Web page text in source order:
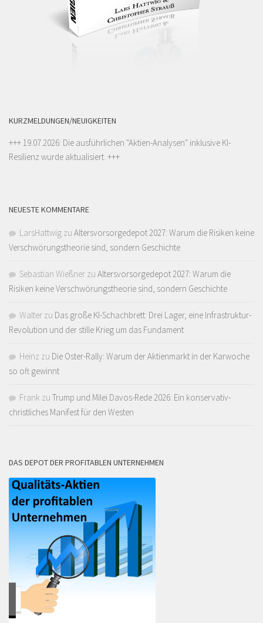
KURZMELDUNGEN/NEUIGKEITEN
+++ 19.07.2026: Die ausführlichen "Aktien-Analysen" inklusive KI-
Resilienz wurde aktualisiert. +++
NEUESTE KOMMENTARE
LarsHattwig zu Altersvorsorgedepot 2027: Warum die Risiken keine
Verschwörungstheorie sind, sondern Geschichte
Sebastian Wießner zu Altersvorsorgedepot 2027: Warum die
Risiken keine Verschwörungstheorie sind, sondern Geschichte
Walter zu Das große KI-Schachbrett: Drei Lager, eine Infrastruktur-
Revolution und der stille Krieg um das Fundament
Heinz zu Die Oster-Rally: Warum der Aktienmarkt in der Karwoche
so oft gewinnt
Frank zu Trump und Milei Davos-Rede 2026: Ein konservativ-
christliches Manifest für den Westen
DAS DEPOT DER PROFITABLEN UNTERNEHMEN